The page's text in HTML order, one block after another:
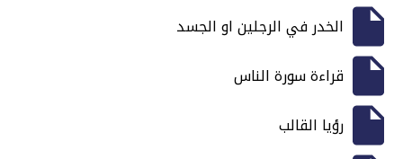
الخدر في الرجلين او الجسد
قراءة سورة الناس
رؤيا القالب